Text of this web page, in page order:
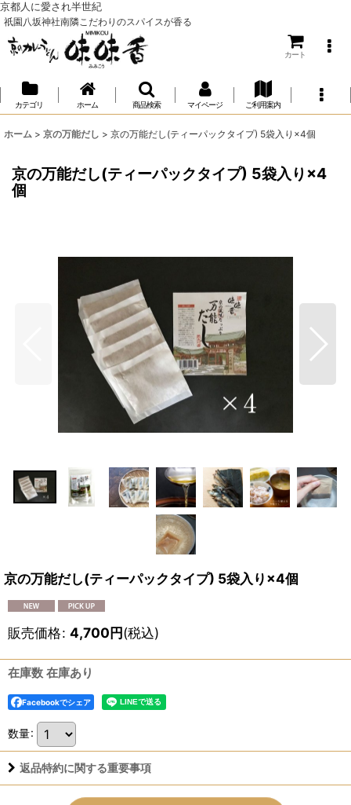
京都人に愛され半世紀
祇園八坂神社南隣こだわりのスパイスが香る
カート
カテゴリ ホーム 商品検索 マイページ ご利用案内
ホーム > 京の万能だし > 京の万能だし(ティーパックタイプ) 5袋入り×4個
京の万能だし(ティーパックタイプ) 5袋入り×4
個
京の万能だし(ティーパックタイプ) 5袋入り×4個
販売価格: 4,700円(税込)
在庫数 在庫あり
Facebookでシェア
数量:
返品特約に関する重要事項